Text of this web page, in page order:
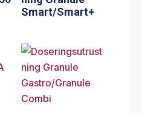
Smart/Smart+